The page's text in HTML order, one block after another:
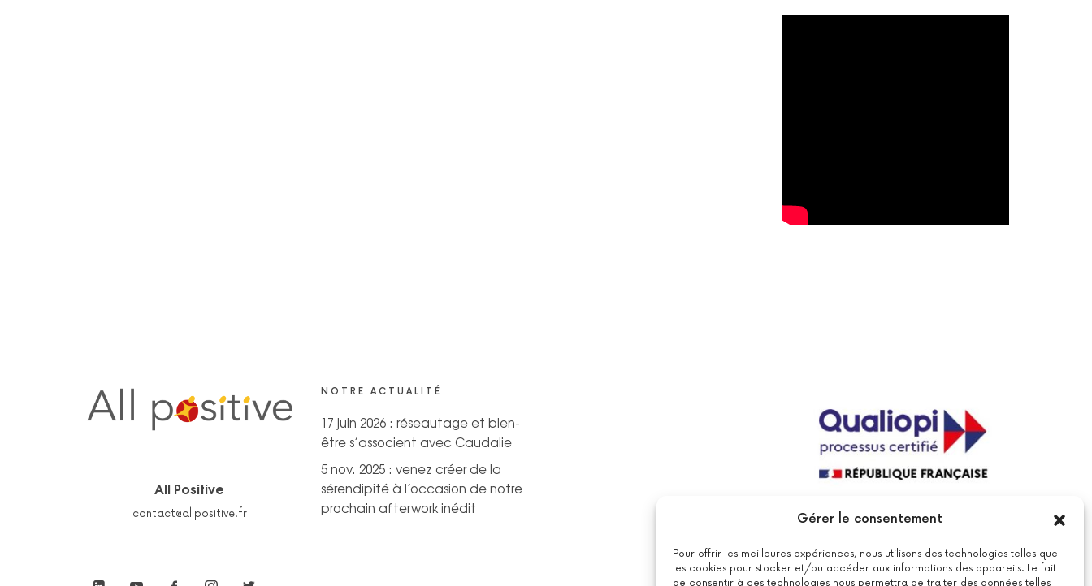
Gérer le consentement
Pour offrir les meilleures expériences, nous utilisons des technologies telles que
les cookies pour stocker et/ou accéder aux informations des appareils. Le fait
de consentir à ces technologies nous permettra de traiter des données telles
All Positive
contact@allpositive.fr
NOTRE ACTUALITÉ
17 juin 2026 : réseautage et bien-
être s’associent avec Caudalie
5 nov. 2025 : venez créer de la
sérendipité à l’occasion de notre
prochain afterwork inédit
La certification qualité a été délivrée au
de formations.Voir le certificat